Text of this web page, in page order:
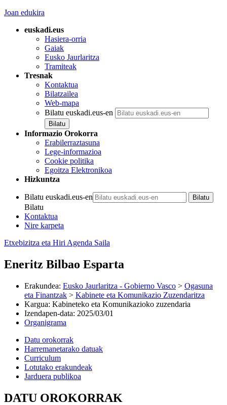
Joan edukira
euskadi.eus
Hasiera-orria
Gaiak
Eusko Jaurlaritza
Tramiteak
Tresnak
Kontaktua
Bilatzailea
Web-mapa
Bilatu euskadi.eus-en
Informazio Orokorra
Erabilerraztasuna
Lege-informazioa
Cookie politika
Egoitza Elektronikoa
Hizkuntza
Bilatu euskadi.eus-en
Bilatu
Kontaktua
Nire karpeta
Etxebizitza eta Hiri Agenda Saila
Eneritz Bilbao Esparta
Erakundea: Eusko Jaurlaritza - Gobierno Vasco > Ogasuna
eta Finantzak > Kabinete eta Komunikazio Zuzendaritza
Kargua: Kabineteko eta Komunikazioko zuzendaria
Izendapen-data: 2025/03/01
Organigrama
Datu orokorrak
Harremanetarako datuak
Curriculum
Lotutako erakundeak
Jarduera publikoa
DATU OROKORRAK